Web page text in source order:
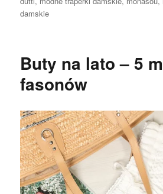
damskie
Buty na lato – 5
fasonów